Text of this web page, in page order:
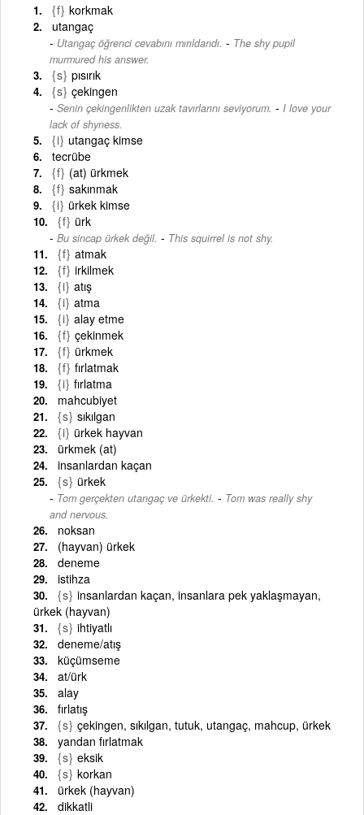
{f} korkmak
utangaç
Utangaç öğrenci cevabını mırıldandı. - The shy pupil
murmured his answer.
{s} pısırık
{s} çekingen
Senin çekingenlikten uzak tavırlarını seviyorum. - I love your
lack of shyness.
{i} utangaç kimse
tecrübe
{f} (at) ürkmek
{f} sakınmak
{i} ürkek kimse
{f} ürk
Bu sincap ürkek değil. - This squirrel is not shy.
{f} atmak
{f} irkilmek
{i} atış
{i} atma
{i} alay etme
{f} çekinmek
{f} ürkmek
{f} fırlatmak
{i} fırlatma
mahcubiyet
{s} sıkılgan
{i} ürkek hayvan
ürkmek (at)
insanlardan kaçan
{s} ürkek
Tom gerçekten utangaç ve ürkekti. - Tom was really shy
and nervous.
noksan
(hayvan) ürkek
deneme
istihza
{s} insanlardan kaçan, insanlara pek yaklaşmayan,
ürkek (hayvan)
{s} ihtiyatlı
deneme/atış
küçümseme
at/ürk
alay
fırlatış
{s} çekingen, sıkılgan, tutuk, utangaç, mahcup, ürkek
yandan fırlatmak
{s} eksik
{s} korkan
ürkek (hayvan)
dikkatli